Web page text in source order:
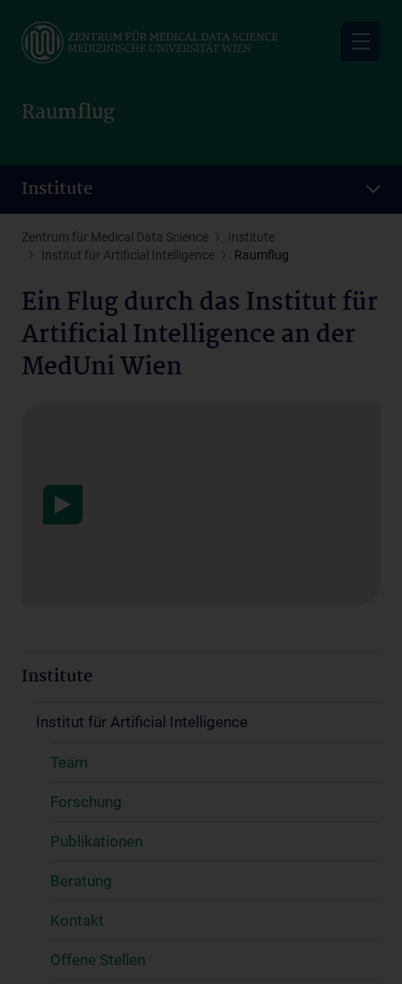
main
Raumflug
Institute
Zentrum für Medical Data Science
Institute
Institut für Artificial Intelligence
Raumflug
Ein Flug durch das Institut für
Artificial Intelligence an der
MedUni Wien
Institute
Institut für Artificial Intelligence
Team
Forschung
Publikationen
Beratung
Kontakt
Offene Stellen